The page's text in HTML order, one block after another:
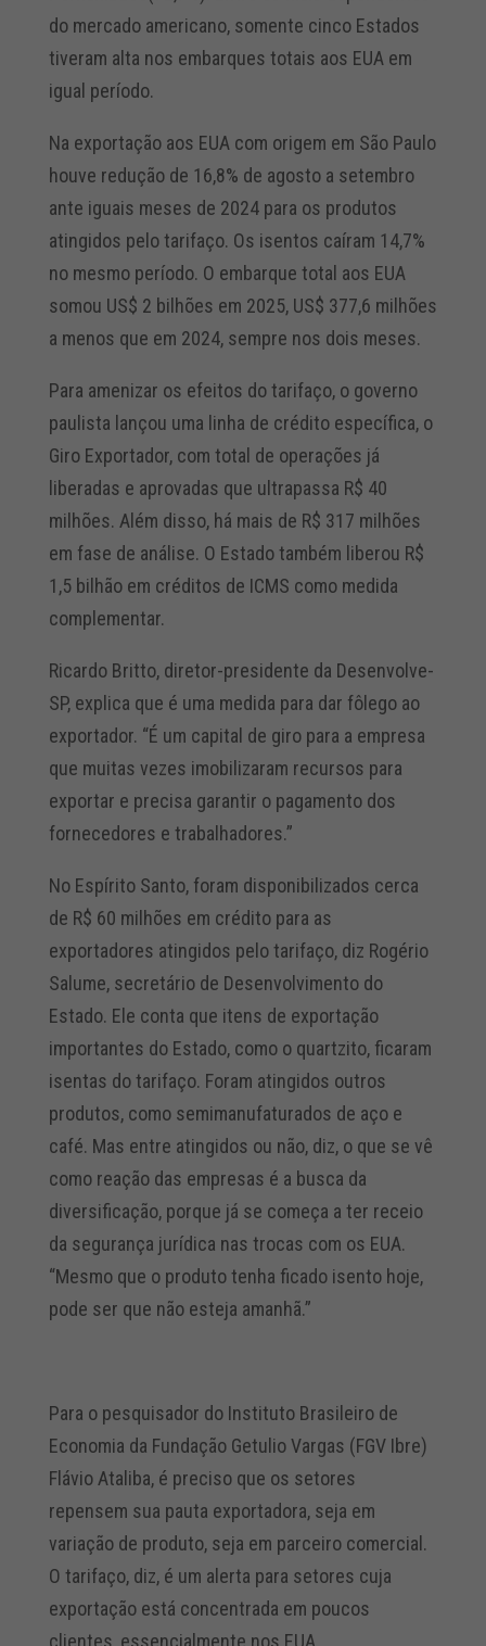
do mercado americano, somente cinco Estados
tiveram alta nos embarques totais aos EUA em
igual período.
Na exportação aos EUA com origem em São Paulo
houve redução de 16,8% de agosto a setembro
ante iguais meses de 2024 para os produtos
atingidos pelo tarifaço. Os isentos caíram 14,7%
no mesmo período. O embarque total aos EUA
somou US$ 2 bilhões em 2025, US$ 377,6 milhões
a menos que em 2024, sempre nos dois meses.
Para amenizar os efeitos do tarifaço, o governo
paulista lançou uma linha de crédito específica, o
Giro Exportador, com total de operações já
liberadas e aprovadas que ultrapassa R$ 40
milhões. Além disso, há mais de R$ 317 milhões
em fase de análise. O Estado também liberou R$
1,5 bilhão em créditos de ICMS como medida
complementar.
Ricardo Britto, diretor-presidente da Desenvolve-
SP, explica que é uma medida para dar fôlego ao
exportador. “É um capital de giro para a empresa
que muitas vezes imobilizaram recursos para
exportar e precisa garantir o pagamento dos
fornecedores e trabalhadores.”
No Espírito Santo, foram disponibilizados cerca
de R$ 60 milhões em crédito para as
exportadores atingidos pelo tarifaço, diz Rogério
Salume, secretário de Desenvolvimento do
Estado. Ele conta que itens de exportação
importantes do Estado, como o quartzito, ficaram
isentas do tarifaço. Foram atingidos outros
produtos, como semimanufaturados de aço e
café. Mas entre atingidos ou não, diz, o que se vê
como reação das empresas é a busca da
diversificação, porque já se começa a ter receio
da segurança jurídica nas trocas com os EUA.
“Mesmo que o produto tenha ficado isento hoje,
pode ser que não esteja amanhã.”
Para o pesquisador do Instituto Brasileiro de
Economia da Fundação Getulio Vargas (FGV Ibre)
Flávio Ataliba, é preciso que os setores
repensem sua pauta exportadora, seja em
variação de produto, seja em parceiro comercial.
O tarifaço, diz, é um alerta para setores cuja
exportação está concentrada em poucos
clientes, essencialmente nos EUA.